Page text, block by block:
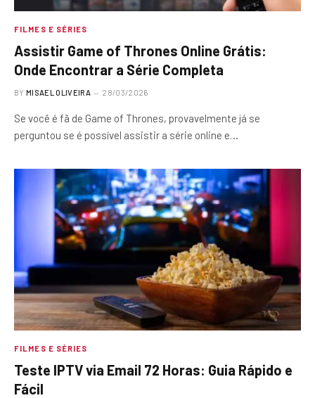
FILMES E SÉRIES
Assistir Game of Thrones Online Grátis:
Onde Encontrar a Série Completa
BY MISAEL OLIVEIRA 28/03/2026
Se você é fã de Game of Thrones, provavelmente já se
perguntou se é possível assistir a série online e…
FILMES E SÉRIES
Teste IPTV via Email 72 Horas: Guia Rápido e
Fácil